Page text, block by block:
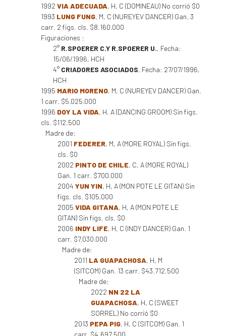
1992 VIA ADECUADA, H, C (DOMINEAU) No corrió $0
1993 LUNG FUNG, M, C (NUREYEV DANCER) Gan. 3
carr. 2 figs. cls. $8.160.000
Figuraciones :
2° R.SPOERER C.Y R.SPOERER U., Fecha:
15/06/1996, HCH
4° CRIADORES ASOCIADOS, Fecha: 27/07/1996,
HCH
1995 MARIO MORENO, M, C (NUREYEV DANCER) Gan.
1 carr. $5.025.000
1996 DOY LA VIDA, H, A (DANCING GROOM) Sin figs.
cls. $112.500
Madre de:
2001 FEDERER, M, A (MORE ROYAL) Sin figs.
cls. $0
2002 PINTO DE CHILE, C, A (MORE ROYAL)
Gan. 1 carr. $700.000
2004 YUN YIN, H, A (MON POTE LE GITAN) Sin
figs. cls. $105.000
2005 VIDA GITANA, H, A (MON POTE LE
GITAN) Sin figs. cls. $0
2006 INDY LIFE, H, C (INDY DANCER) Gan. 1
carr. $7.030.000
Madre de:
2011 LA GUAPACHOSA, H, M
(SITCOM) Gan. 13 carr. $43.712.500
Madre de:
2022 NN 22 LA
GUAPACHOSA, H, C (SWEET
SORREL) No corrió $0
2013 PEPA PIG, H, C (SITCOM) Gan. 1
carr. $4.697.500